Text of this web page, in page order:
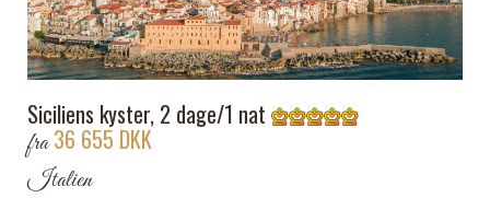
Siciliens kyster, 2 dage/1 nat
fra36 655 DKK
Italien